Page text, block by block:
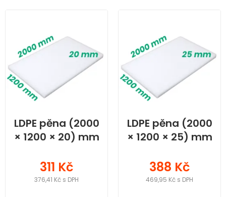
LDPE pěna (2000
× 1200 × 20) mm
311 Kč
376,41 Kč s DPH
LDPE pěna (2000
× 1200 × 25) mm
388 Kč
469,95 Kč s DPH